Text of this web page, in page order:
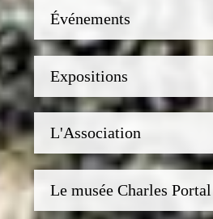
Événements
Expositions
L'Association
Le musée Charles Portal